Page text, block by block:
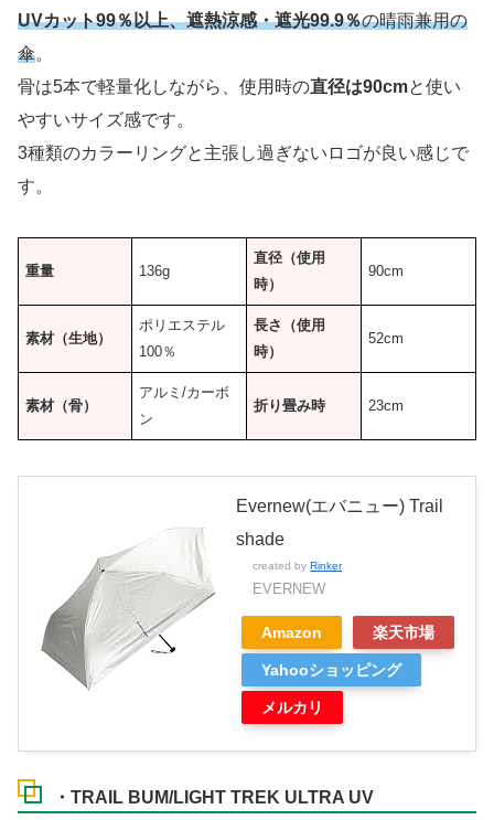
UVカット99％以上、遮熱涼感・遮光99.9％の晴雨兼用の
傘。
骨は5本で軽量化しながら、使用時の直径は90cmと使い
やすいサイズ感です。
3種類のカラーリングと主張し過ぎないロゴが良い感じで
す。
重量 136g
直径（使用
時）
90cm
素材（生地）
ポリエステル
100％
長さ（使用
時）
52cm
素材（骨）
アルミ/カーボ
ン
折り畳み時 23cm
Evernew(エバニュー) Trail
shade
created by Rinker
EVERNEW
Amazon 楽天市場
Yahooショッピング
メルカリ
・TRAIL BUM/LIGHT TREK ULTRA UV